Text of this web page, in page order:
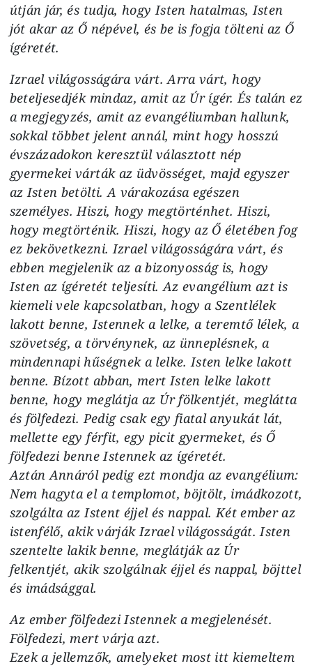
útján jár, és tudja, hogy Isten hatalmas, Isten
jót akar az Ő népével, és be is fogja tölteni az Ő
ígéretét.
Izrael világosságára várt. Arra várt, hogy
beteljesedjék mindaz, amit az Úr ígér. És talán ez
a megjegyzés, amit az evangéliumban hallunk,
sokkal többet jelent annál, mint hogy hosszú
évszázadokon keresztül választott nép
gyermekei várták az üdvösséget, majd egyszer
az Isten betölti. A várakozása egészen
személyes. Hiszi, hogy megtörténhet. Hiszi,
hogy megtörténik. Hiszi, hogy az Ő életében fog
ez bekövetkezni. Izrael világosságára várt, és
ebben megjelenik az a bizonyosság is, hogy
Isten az ígéretét teljesíti. Az evangélium azt is
kiemeli vele kapcsolatban, hogy a Szentlélek
lakott benne, Istennek a lelke, a teremtő lélek, a
szövetség, a törvénynek, az ünneplésnek, a
mindennapi hűségnek a lelke. Isten lelke lakott
benne. Bízott abban, mert Isten lelke lakott
benne, hogy meglátja az Úr fölkentjét, meglátta
és fölfedezi. Pedig csak egy fiatal anyukát lát,
mellette egy férfit, egy picit gyermeket, és Ő
fölfedezi benne Istennek az ígéretét.
Aztán Annáról pedig ezt mondja az evangélium:
Nem hagyta el a templomot, böjtölt, imádkozott,
szolgálta az Istent éjjel és nappal. Két ember az
istenfélő, akik várják Izrael világosságát. Isten
szentelte lakik benne, meglátják az Úr
felkentjét, akik szolgálnak éjjel és nappal, böjttel
és imádsággal.
Az ember fölfedezi Istennek a megjelenését.
Fölfedezi, mert várja azt.
Ezek a jellemzők, amelyeket most itt kiemeltem